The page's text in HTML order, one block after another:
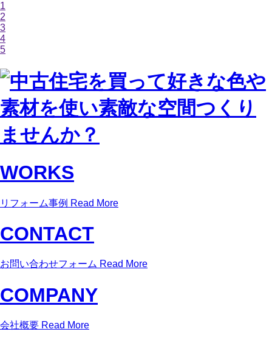
1
2
3
4
5
WORKS
リフォーム事例 Read More
CONTACT
お問い合わせフォーム Read More
COMPANY
会社概要 Read More